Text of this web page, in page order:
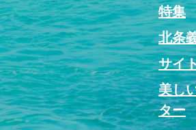
特集
北条
サイ
美し
ター